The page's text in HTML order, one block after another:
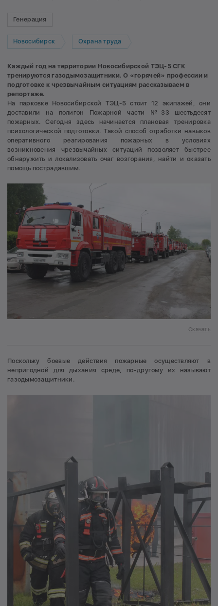
Генерация
Новосибирск Охрана труда
Каждый год на территории Новосибирской ТЭЦ-5 СГК
тренируются газодымозащитники. О «горячей» профессии и
подготовке к чрезвычайным ситуациям рассказываем в
репортаже.
На парковке Новосибирской ТЭЦ-5 стоит 12 экипажей, они
доставили на полигон Пожарной части №33 шестьдесят
пожарных. Сегодня здесь начинается плановая тренировка
психологической подготовки. Такой способ отработки навыков
оперативного реагирования пожарных в условиях
возникновения чрезвычайных ситуаций позволяет быстрее
обнаружить и локализовать очаг возгорания, найти и оказать
помощь пострадавшим.
Скачать
Поскольку боевые действия пожарные осуществляют в
непригодной для дыхания среде, по-другому их называют
газодымозащитники.